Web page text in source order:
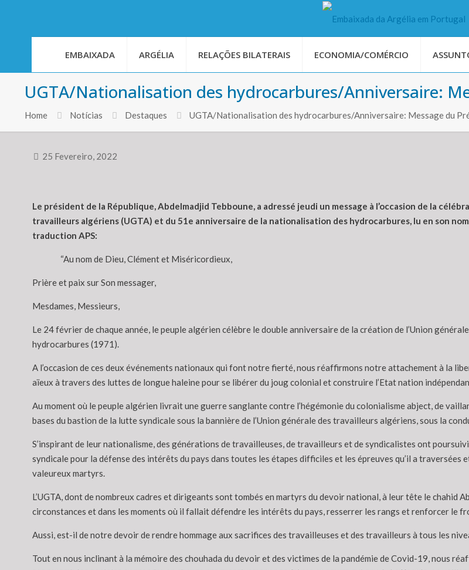
EMBAIXADA ARGÉLIA RELAÇÕES BILATERAIS ECONOMIA/COMÉRCIO
UGTA/Nationalisation des hydrocarbures/Anniversaire:
Home Notícias Destaques UGTA/Nationalisation des hydrocarbures/Anniversaire: Message du
25 Fevereiro, 2022
Le président de la République, Abdelmadjid Tebboune, a adressé jeudi un message à l’occasion de la
travailleurs algériens (UGTA) et du 51e anniversaire de la nationalisation des hydrocarbures, lu en son
traduction APS:
“Au nom de Dieu, Clément et Miséricordieux,
Prière et paix sur Son messager,
Mesdames, Messieurs,
Le 24 février de chaque année, le peuple algérien célèbre le double anniversaire de la création de l’Union
hydrocarbures (1971).
A l’occasion de ces deux événements nationaux qui font notre fierté, nous réaffirmons notre attachement à la
aïeux à travers des luttes de longue haleine pour se libérer du joug colonial et construire l’Etat nation
Au moment où le peuple algérien livrait une guerre sanglante contre l’hégémonie du colonialisme abject, de
bases du bastion de la lutte syndicale sous la bannière de l’Union générale des travailleurs algériens, sous la
S’inspirant de leur nationalisme, des générations de travailleuses, de travailleurs et de syndicalistes ont
syndicale pour la défense des intérêts du pays dans toutes les étapes difficiles et les épreuves qu’il a
valeureux martyrs.
L’UGTA, dont de nombreux cadres et dirigeants sont tombés en martyrs du devoir national, à leur tête le chahid
circonstances et dans les moments où il fallait défendre les intérêts du pays, resserrer les rangs et renforcer le
Aussi, est-il de notre devoir de rendre hommage aux sacrifices des travailleuses et des travailleurs à tous les
Tout en nous inclinant à la mémoire des chouhada du devoir et des victimes de la pandémie de Covid-19, nous